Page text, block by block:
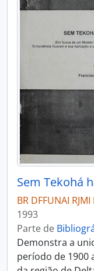
BR DFFUNAI
1993
Parte de
Demonstra a
período de 1900